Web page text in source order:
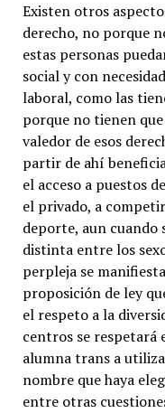
Existen otros
derecho, no porque
estas personas
social y con
laboral, como las
porque no tienen
valedor de esos
partir de ahí
el acceso a puestos
el privado, a
deporte, aun cuando
distinta entre los
perpleja se
proposición de ley
el respeto a la
centros se respetará
alumna trans a
nombre que haya
entre otras